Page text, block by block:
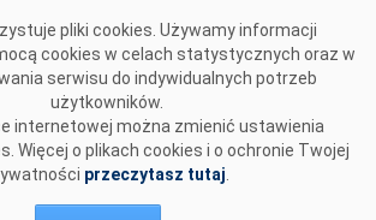
pliki cookies. Używamy informacji
cookies w celach statystycznych oraz w
serwisu do indywidualnych potrzeb
użytkowników.
internetowej można zmienić ustawienia
Więcej o plikach cookies i o ochronie Twojej
przeczytasz tutaj